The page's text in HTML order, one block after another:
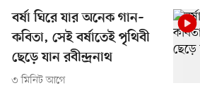
বর্ষা ঘিরে যার অনেক গান–
কবিতা, সেই বর্ষাতেই পৃথিবী
ছেড়ে যান রবীন্দ্রনাথ
৩ মিনিট আগে